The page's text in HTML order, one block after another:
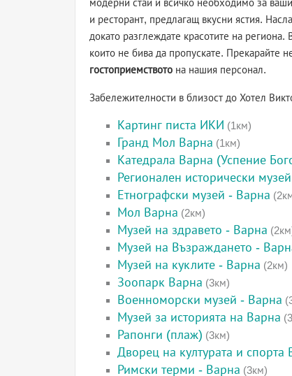
модерни стаи и всичко необходимо за
и ресторант, предлагащ вкусни ястия.
докато разглеждате красотите на
които не бива да пропускате. Прекарайте
гостоприемството на нашия персонал.
Забележителности в близост до Хотел
Картинг писта ИКИ (1км)
Гранд Мол Варна (1км)
Катедрала Варна (Успение
Регионален исторически
Етнографски музей - Варна
Мол Варна (2км)
Музей на здравето - Варна
Музей на Възраждането -
Музей на куклите - Варна (2км)
Зоопарк Варна (3км)
Военноморски музей - Варна
Музей за историята на Варна
Рапонги (плаж) (3км)
Дворец на културата и спорта
Римски терми - Варна (3км)